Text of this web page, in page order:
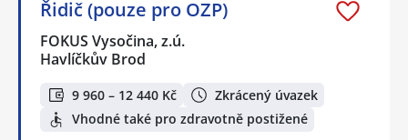
Řidič (pouze pro OZP)
FOKUS Vysočina, z.ú.
Havlíčkův Brod
9 960 – 12 440 Kč
Zkrácený úvazek
Vhodné také pro zdravotně postižené